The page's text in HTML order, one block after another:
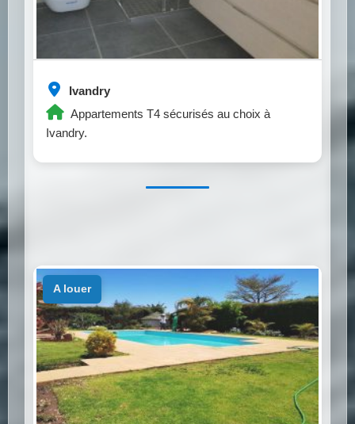
Ivandry
Appartements T4 sécurisés au choix à
Ivandry.
a louer